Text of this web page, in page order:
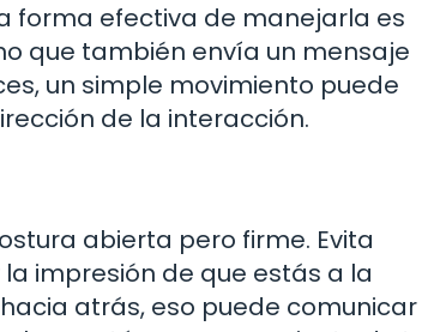
forma efectiva de manejarla es
que también envía un mensaje
un simple movimiento puede
de la interacción.
abierta pero firme. Evita
impresión de que estás a la
atrás, eso puede comunicar